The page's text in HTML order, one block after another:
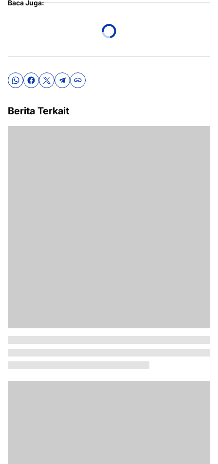
Baca Juga:
Berita Terkait